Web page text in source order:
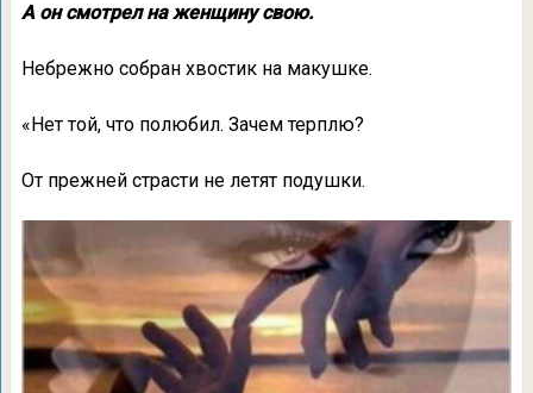
А он смотрел на женщину свою.
Небрежно собран хвостик на макушке.
«Нет той, что полюбил. Зачем терплю?
От прежней страсти не летят подушки.